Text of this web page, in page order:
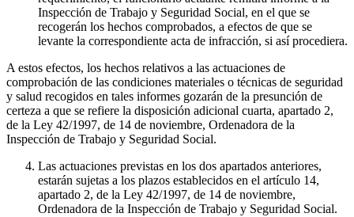
Inspección de Trabajo y Seguridad Social, en el que se
recogerán los hechos comprobados, a efectos de que se
levante la correspondiente acta de infracción, si así procediera.
A estos efectos, los hechos relativos a las actuaciones de
comprobación de las condiciones materiales o técnicas de seguridad
y salud recogidos en tales informes gozarán de la presunción de
certeza a que se refiere la disposición adicional cuarta, apartado 2,
de la Ley 42/1997, de 14 de noviembre, Ordenadora de la
Inspección de Trabajo y Seguridad Social.
Las actuaciones previstas en los dos apartados anteriores,
estarán sujetas a los plazos establecidos en el artículo 14,
apartado 2, de la Ley 42/1997, de 14 de noviembre,
Ordenadora de la Inspección de Trabajo y Seguridad Social.